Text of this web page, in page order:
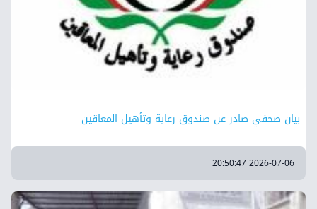
بيان صحفي صادر عن صندوق رعاية وتأهيل المعاقين
2026-07-06 20:50:47